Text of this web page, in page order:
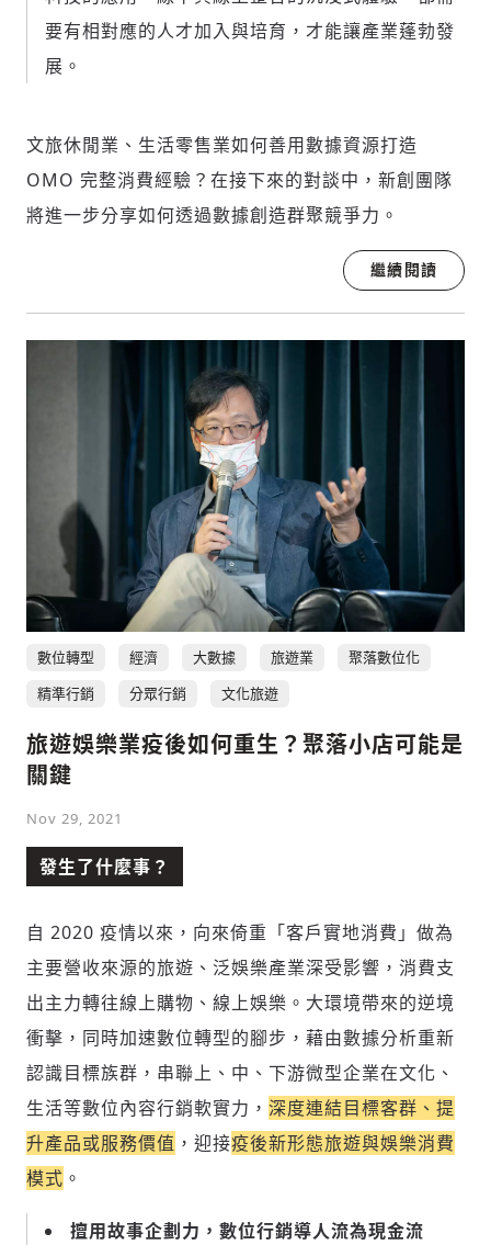
歡迎您加入《旭時報》
掌握國際政經脈動
要有相對應的人才加入與培育，才能讓產業蓬勃發
展。
文旅休閒業、生活零售業如何善用數據資源打造
OMO 完整消費經驗？在接下來的對談中，新創團隊
將進一步分享如何透過數據創造群聚競爭力。
繼續閱讀
數位轉型 經濟 大數據 旅遊業
聚落數位化
精準行銷
分眾行銷 文化旅遊
旅遊娛樂業疫後如何重生？聚落小店可能是
關鍵
Nov 29, 2021
發生了什麼事？
自 2020 疫情以來，向來倚重「客戶實地消費」做為
主要營收來源的旅遊、泛娛樂產業深受影響，消費支
出主力轉往線上購物、線上娛樂。大環境帶來的逆境
衝擊，同時加速數位轉型的腳步，藉由數據分析重新
認識目標族群，串聯上、中、下游微型企業在文化、
生活等數位內容行銷軟實力， 深度連結目標客群、提
升產品或服務價值 ，迎接疫後新形態旅遊與娛樂消費
模式 。
擅用故事企劃力，數位行銷導人流為現金流